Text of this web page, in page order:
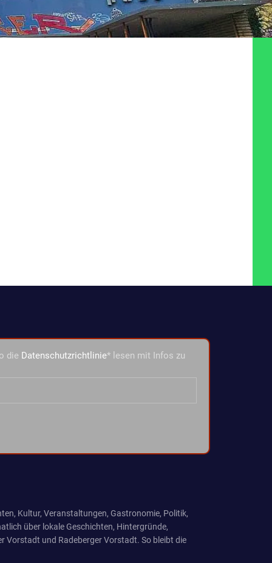
die Datenschutzrichtlinie* lesen mit Infos zu
Kultur, Veranstaltungen, Gastronomie, Politik,
über lokale Geschichten, Hintergründe,
Vorstadt und Radeberger Vorstadt. So bleibt die